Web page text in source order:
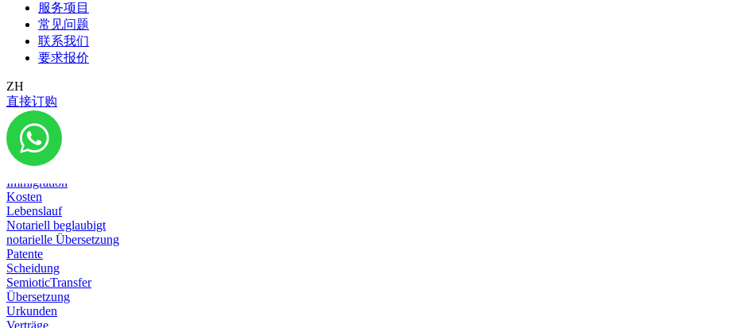
服务项目
常见问题
联系我们
要求报价
ZH
直接订购
Apostille
Arbeitszeugnis
Auslandstudium
Baden
Beeidigter Übersetzer
Beglaubigte Übersetzung
Bern
Diplom
Dokumente
Emigration
Geburtsurkunde
Heirat
Immigration
Kosten
Lebenslauf
Notariell beglaubigt
notarielle Übersetzung
Patente
Scheidung
SemioticTransfer
Übersetzung
Urkunden
Verträge